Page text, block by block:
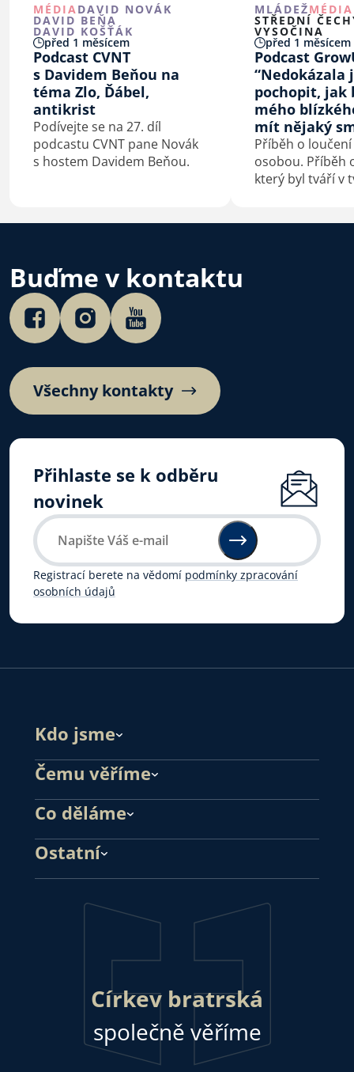
MÉDIA DAVID NOVÁK
DAVID BEŇA
DAVID KOŠŤÁK
před 1 měsícem
Podcast CVNT
s Davidem Beňou na
téma Zlo, Ďábel,
antikrist
Podívejte se na 27. díl
podcastu CVNT pane Novák
s hostem Davidem Beňou.
MLÁDEŽMÉDIA
STŘEDNÍ
VYSOČINA
před 1 měsícem
Podcast
“Nedokázala
pochopit, jak
mého
mít nějaký
Příběh o
osobou. Příběh
který byl tváří v
Buďme v kontaktu
Všechny kontakty
Přihlaste se k odběru
novinek
Registrací berete na vědomí podmínky zpracování
osobních údajů
Kdo jsme
Čemu věříme
Co děláme
Ostatní
Církev bratrská
společně věříme